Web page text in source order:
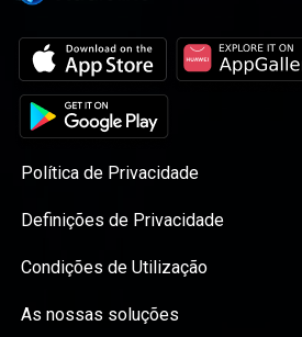
Política de Privacidade
Definições de Privacidade
Condições de Utilização
As nossas soluções